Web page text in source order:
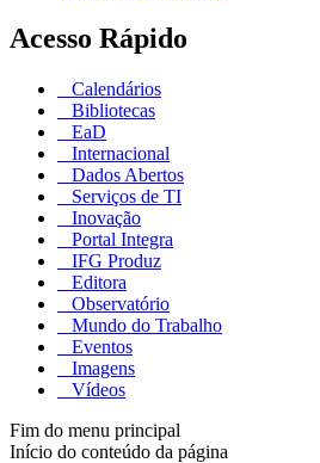
Acesso Rápido
Calendários
Bibliotecas
EaD
Internacional
Dados Abertos
Serviços de TI
Inovação
Portal Integra
IFG Produz
Editora
Observatório
Mundo do Trabalho
Eventos
Imagens
Vídeos
Fim do menu principal
Início do conteúdo da página